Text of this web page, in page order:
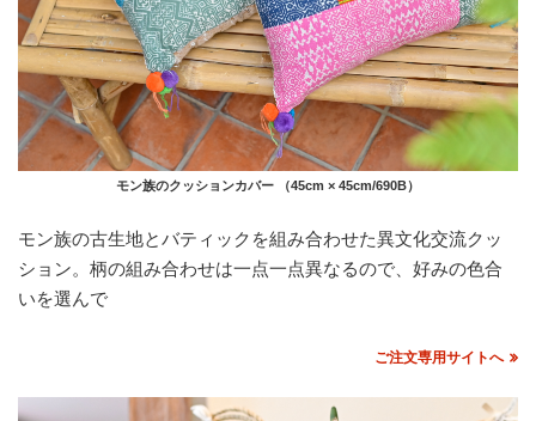
モン族のクッションカバー （45cm × 45cm/690B）
モン族の古生地とバティックを組み合わせた異文化交流クッ
ション。柄の組み合わせは一点一点異なるので、好みの色合
いを選んで
ご注文専用サイトへ